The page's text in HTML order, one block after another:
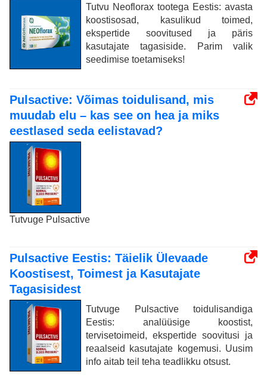
Tutvu Neoflorax tootega Eestis: avasta
koostisosad, kasulikud toimed,
ekspertide soovitused ja päris
kasutajate tagasiside. Parim valik
seedimise toetamiseks!
Pulsactive: Võimas toidulisand, mis
muudab elu – kas see on hea ja miks
eestlased seda eelistavad?
Tutvuge Pulsactive
Pulsactive Eestis: Täielik Ülevaade
Koostisest, Toimest ja Kasutajate
Tagasisidest
Tutvuge Pulsactive toidulisandiga
Eestis: analüüsige koostist,
tervisetoimeid, ekspertide soovitusi ja
reaalseid kasutajate kogemusi. Uusim
info aitab teil teha teadlikku otsust.